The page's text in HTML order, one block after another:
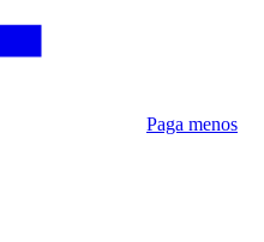
Paga menos